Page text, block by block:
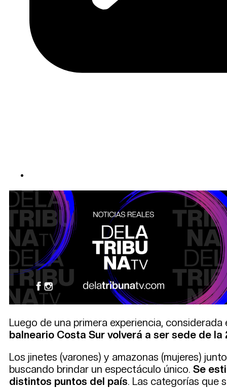
Luego de una primera experiencia,
balneario Costa Sur volverá a ser sede de la
Los jinetes (varones) y amazonas (mujeres)
buscando brindar un espectáculo único. Se
distintos puntos del país. Las categorías que